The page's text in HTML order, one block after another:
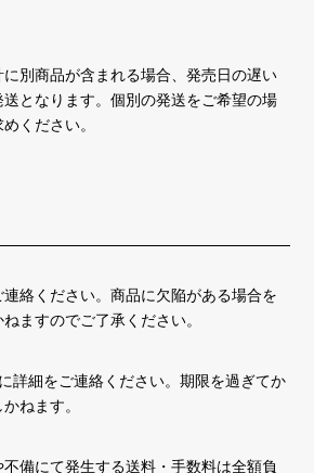
別商品が含まれる場合、発売日の遅い
となります。個別の発送をご希望の場
ください。
絡ください。商品に欠陥がある場合を
ますのでご了承ください。
詳細をご連絡ください。期限を過ぎてか
ねます。
備にて発生する送料・手数料は全額負